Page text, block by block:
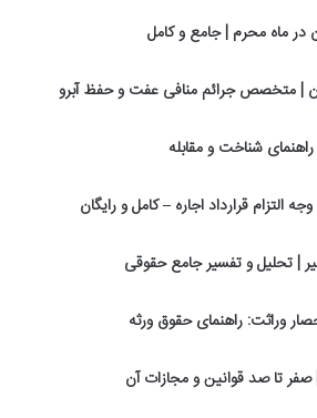
ماه محرم | جامع و کامل
| متخصص جرائم منافی عفت و حفظ آبرو
شناخت و مقابله
التزام قرارداد اجاره – کامل و رایگان
وراثت: راهنمای حقوق ورثه
صفر تا صد قوانین و مجازات آن